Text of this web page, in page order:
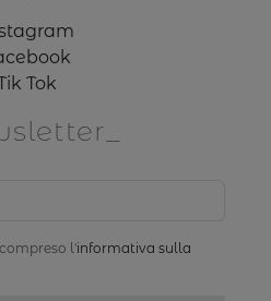
Tok
l'informativa sulla